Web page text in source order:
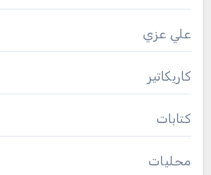
علي عزي
كاريكاتير
كتابات
محليات